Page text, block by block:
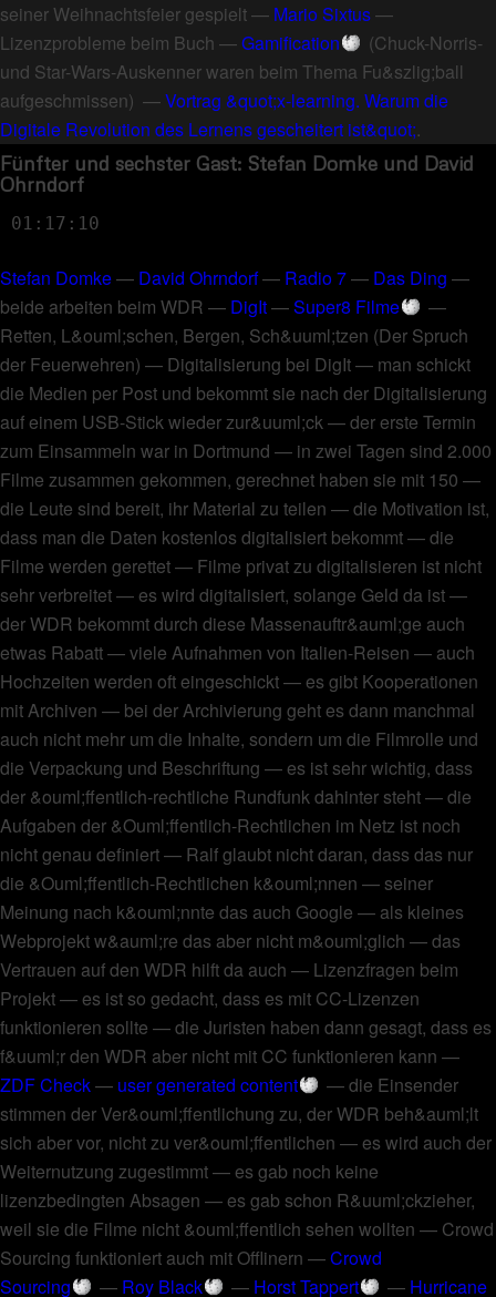
seiner Weihnachtsfeier gespielt— Mario Sixtus—
Lizenzprobleme beim Buch —Gamification (Chuck-Norris-
und Star-Wars-Auskenner waren beim Thema Fu&szlig;ball
aufgeschmissen) —Vortrag &quot;x-learning. Warum die
Digitale Revolution des Lernens gescheitert ist&quot;.
Fünfter und sechster Gast: Stefan Domke und David
Ohrndorf
01:17:10
Stefan Domke— David Ohrndorf— Radio 7— Das Ding —
beide arbeiten beim WDR — DigIt—Super8 Filme
—
Retten, L&ouml;schen, Bergen, Sch&uuml;tzen (Der Spruch
der Feuerwehren) — Digitalisierung bei DigIt— man schickt
die Medien per Post und bekommt sie nach der Digitalisierung
auf einem USB-Stick wieder zur&uuml;ck—der erste Termin
zum Einsammeln war in Dortmund — in zwei Tagen sind 2.000
Filme zusammen gekommen, gerechnet haben sie mit 150 —
die Leute sind bereit, ihr Material zu teilen —die Motivation ist,
dass man die Daten kostenlos digitalisiert bekommt—die
Filme werden gerettet— Filme privat zu digitalisieren ist nicht
sehr verbreitet— es wird digitalisiert, solange Geld da ist—
der WDR bekommt durch diese Massenauftr&auml;ge auch
etwas Rabatt—viele Aufnahmen von Italien-Reisen — auch
Hochzeiten werden oft eingeschickt— es gibt Kooperationen
mit Archiven — bei der Archivierung geht es dann manchmal
auch nicht mehr um die Inhalte, sondern um die Filmrolle und
die Verpackung und Beschriftung — es ist sehr wichtig, dass
der &ouml;ffentlich-rechtliche Rundfunk dahinter steht—die
Aufgaben der &Ouml;ffentlich-Rechtlichen im Netz ist noch
nicht genau definiert— Ralf glaubt nicht daran, dass das nur
die &Ouml;ffentlich-Rechtlichen k&ouml;nnen — seiner
Meinung nach k&ouml;nnte das auch Google — als kleines
Webprojekt w&auml;re das aber nicht m&ouml;glich —das
Vertrauen auf den WDR hilft da auch — Lizenzfragen beim
Projekt— es ist so gedacht, dass es mit CC-Lizenzen
funktionieren sollte —die Juristen haben dann gesagt, dass es
f&uuml;r den WDR aber nicht mit CC funktionieren kann —
ZDF Check— user generated content —die Einsender
stimmen der Ver&ouml;ffentlichung zu, der WDR beh&auml;lt
sich aber vor, nicht zu ver&ouml;ffentlichen — es wird auch der
Weiternutzung zugestimmt— es gab noch keine
lizenzbedingten Absagen — es gab schon R&uuml;ckzieher,
weil sie die Filme nicht &ouml;ffentlich sehen wollten — Crowd
Sourcing funktioniert auch mit Offlinern —Crowd
Sourcing
— Roy Black — Horst Tappert — Hurricane